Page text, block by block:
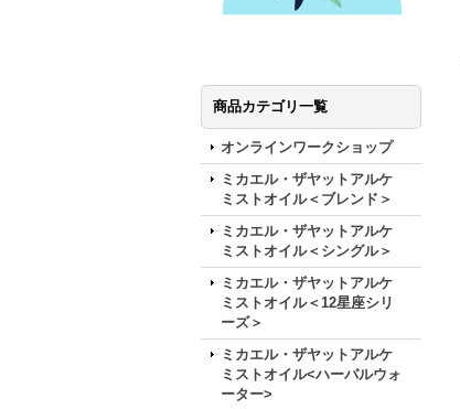
商品カテゴリ一覧
オンラインワークショップ
ミカエル・ザヤットアルケ
ミストオイル＜ブレンド＞
ミカエル・ザヤットアルケ
ミストオイル＜シングル＞
ミカエル・ザヤットアルケ
ミストオイル＜12星座シリ
ーズ＞
ミカエル・ザヤットアルケ
ミストオイル<ハーバルウォ
ーター>